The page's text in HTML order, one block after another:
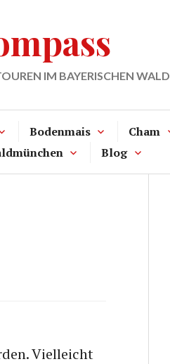
IM BAYERISCHEN WALD
Bodenmais Cham
Blog
Vielleicht